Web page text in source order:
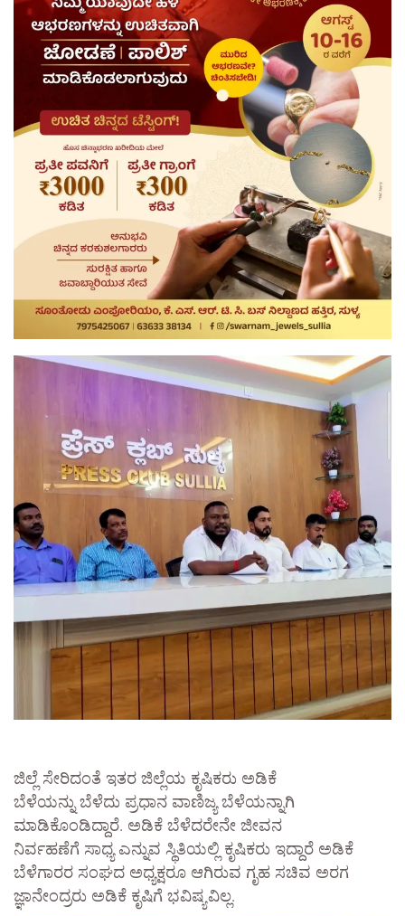
ಜಿಲ್ಲೆ ಸೇರಿದಂತೆ ಇತರ ಜಿಲ್ಲೆಯ ಕೃಷಿಕರು ಅಡಿಕೆ
ಬೆಳೆಯನ್ನು ಬೆಳೆದು ಪ್ರಧಾನ ವಾಣಿಜ್ಯ ಬೆಳೆಯನ್ನಾಗಿ
ಮಾಡಿಕೊಂಡಿದ್ದಾರೆ. ಅಡಿಕೆ ಬೆಳೆದರೇನೇ ಜೀವನ
ನಿರ್ವಹಣೆಗೆ ಸಾಧ್ಯ ಎನ್ನುವ ಸ್ಥಿತಿಯಲ್ಲಿ ಕೃಷಿಕರು ಇದ್ದಾರೆ ಅಡಿಕೆ
ಬೆಳೆಗಾರರ ಸಂಘದ ಅಧ್ಯಕ್ಷರೂ ಆಗಿರುವ ಗೃಹ ಸಚಿವ ಅರಗ
ಜ್ಞಾನೇಂದ್ರರು ಅಡಿಕೆ ಕೃಷಿಗೆ ಭವಿಷ್ಯವಿಲ್ಲ.